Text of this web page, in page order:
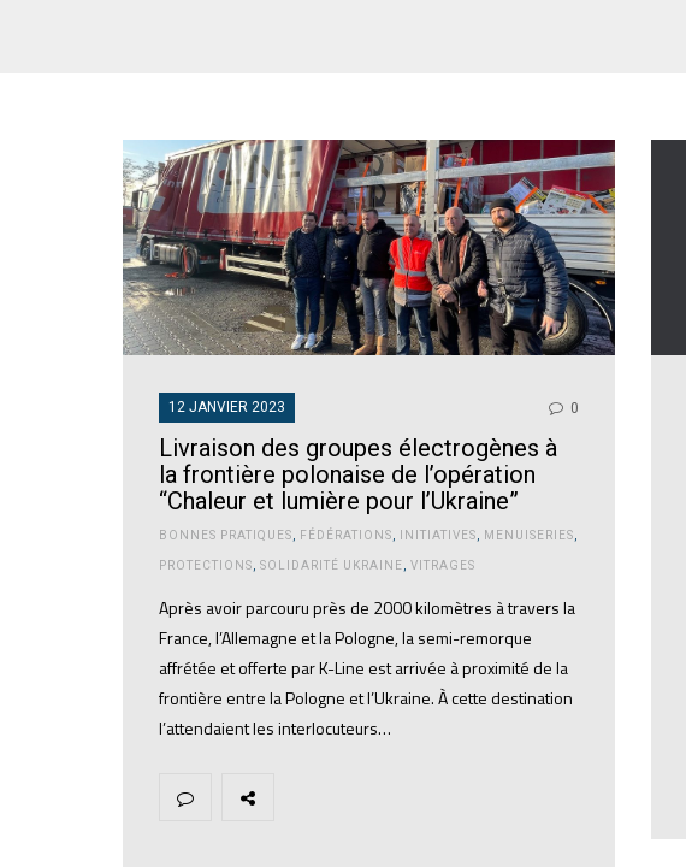
12 JANVIER 2023 0
Livraison des groupes électrogènes à
la frontière polonaise de l’opération
“Chaleur et lumière pour l’Ukraine”
BONNES PRATIQUES, FÉDÉRATIONS, INITIATIVES, MENUISERIES,
PROTECTIONS, SOLIDARITÉ UKRAINE, VITRAGES
Après avoir parcouru près de 2000 kilomètres à travers la
France, l’Allemagne et la Pologne, la semi-remorque
affrétée et offerte par K-Line est arrivée à proximité de la
frontière entre la Pologne et l’Ukraine. À cette destination
l’attendaient les interlocuteurs…